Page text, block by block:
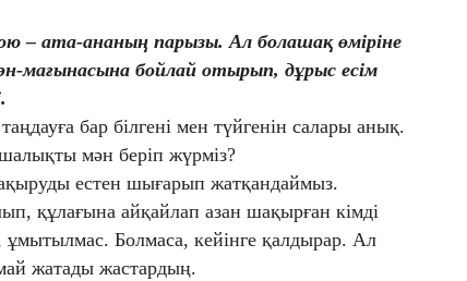
– ата-ананың парызы. Ал болашақ өміріне
мағынасына бойлай отырып, дұрыс есім
бар білгені мен түйгенін салары анық.
мән беріп жүрміз?
естен шығарып жатқандаймыз.
құлағына айқайлап азан шақырған кімді
ұмытылмас. Болмаса, кейінге қалдырар. Ал
жатады жастардың.